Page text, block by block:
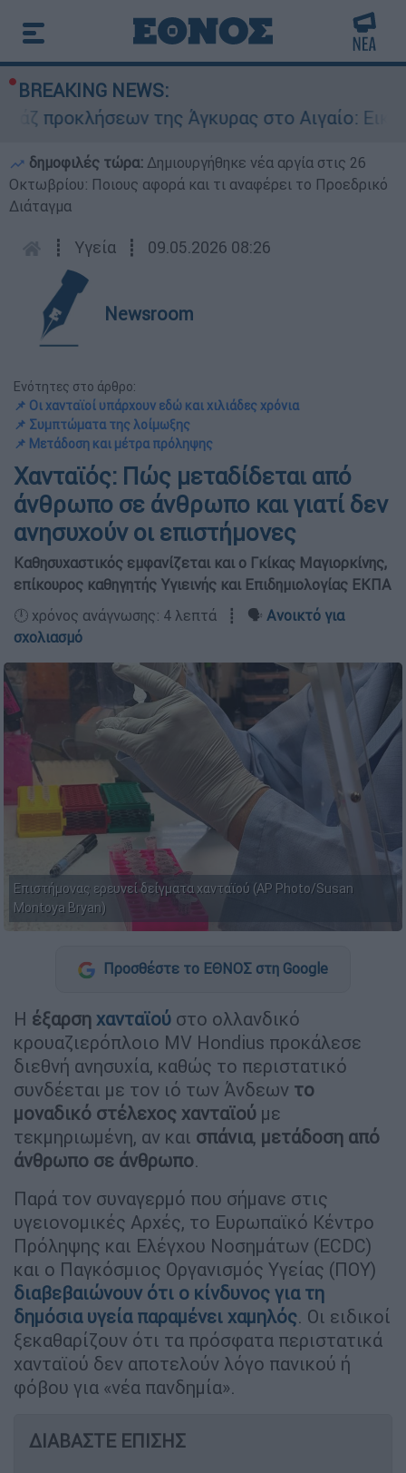
BREAKING NEWS:
της Άγκυρας στο Αιγαίο: Εικονική
δημοφιλές τώρα: Δημιουργήθηκε νέα αργία στις 26
Οκτωβρίου: Ποιους αφορά και τι αναφέρει το Προεδρικό
Διάταγμα
┋ Υγεία ┋ 09.05.2026 08:26
Newsroom
Ενότητες στο άρθρο:
📌 Οι χανταϊοί υπάρχουν εδώ και χιλιάδες χρόνια
📌 Συμπτώματα της λοίμωξης
📌 Μετάδοση και μέτρα πρόληψης
Χανταϊός: Πώς μεταδίδεται από
άνθρωπο σε άνθρωπο και γιατί δεν
ανησυχούν οι επιστήμονες
Καθησυχαστικός εμφανίζεται και ο Γκίκας Μαγιορκίνης,
επίκουρος καθηγητής Υγιεινής και Επιδημιολογίας ΕΚΠΑ
🕛 χρόνος ανάγνωσης: 4 λεπτά ┋ 🗣️ Ανοικτό για
σχολιασμό
Επιστήμονας ερευνεί δείγματα χανταϊού (AP Photo/Susan
Montoya Bryan)
Προσθέστε το ΕΘΝΟΣ στη Google
Η έξαρση χανταϊού στο ολλανδικό
κρουαζιερόπλοιο MV Hondius προκάλεσε
διεθνή ανησυχία, καθώς το περιστατικό
συνδέεται με τον ιό των Άνδεων το
μοναδικό στέλεχος χανταϊού με
τεκμηριωμένη, αν και σπάνια, μετάδοση από
άνθρωπο σε άνθρωπο.
Παρά τον συναγερμό που σήμανε στις
υγειονομικές Αρχές, το Ευρωπαϊκό Κέντρο
Πρόληψης και Ελέγχου Νοσημάτων (ECDC)
και ο Παγκόσμιος Οργανισμός Υγείας (ΠΟΥ)
διαβεβαιώνουν ότι ο κίνδυνος για τη
δημόσια υγεία παραμένει χαμηλός. Οι ειδικοί
ξεκαθαρίζουν ότι τα πρόσφατα περιστατικά
χανταϊού δεν αποτελούν λόγο πανικού ή
φόβου για «νέα πανδημία».
ΔΙΑΒΑΣΤΕ ΕΠΙΣΗΣ